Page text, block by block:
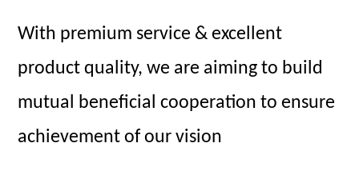
With premium service & excellent
product quality, we are aiming to build
mutual beneficial cooperation to ensure
achievement of our vision